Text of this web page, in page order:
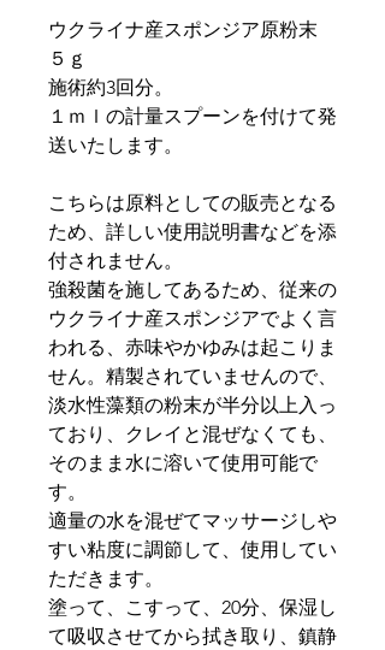
ウクライナ産スポンジア原粉末
５ｇ
施術約3回分。
１ｍｌの計量スプーンを付けて発
送いたします。
こちらは原料としての販売となる
ため、詳しい使用説明書などを添
付されません。
強殺菌を施してあるため、従来の
ウクライナ産スポンジアでよく言
われる、赤味やかゆみは起こりま
せん。精製されていませんので、
淡水性藻類の粉末が半分以上入っ
ており、クレイと混ぜなくても、
そのまま水に溶いて使用可能で
す。
適量の水を混ぜてマッサージしや
すい粘度に調節して、使用してい
ただきます。
塗って、こすって、20分、保湿し
て吸収させてから拭き取り、鎮静